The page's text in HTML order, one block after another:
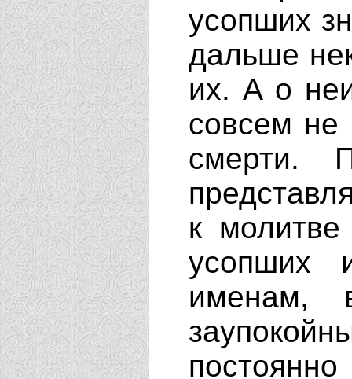
усопших
дальше
их. А о
совсем
смерти.
к
усопших
именам,